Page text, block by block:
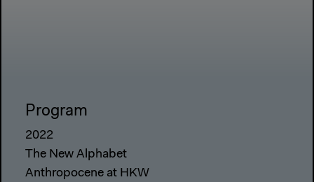
Program
2022
The New Alphabet
Anthropocene at HKW